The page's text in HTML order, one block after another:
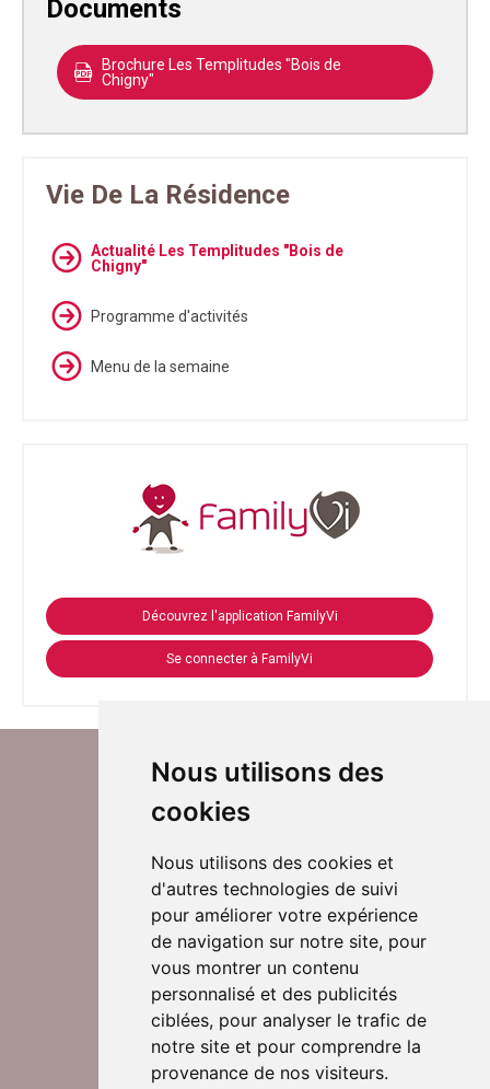
Nous utilisons des
cookies
Nous utilisons des cookies et
d'autres technologies de suivi
pour améliorer votre expérience
de navigation sur notre site, pour
vous montrer un contenu
personnalisé et des publicités
ciblées, pour analyser le trafic de
notre site et pour comprendre la
provenance de nos visiteurs.
Documents
Brochure Les Templitudes "Bois de
Chigny"
Vie De La Résidence
Actualité Les Templitudes "Bois de
Chigny"
Programme d'activités
Menu de la semaine
Découvrez l'application FamilyVi
Se connecter à FamilyVi
Suivez-nous sur Twitter
Rejoignez nos équipes